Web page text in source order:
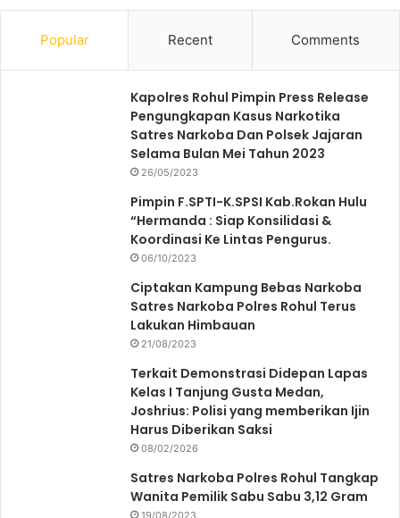
Popular Recent Comments
Kapolres Rohul Pimpin Press Release
Pengungkapan Kasus Narkotika
Satres Narkoba Dan Polsek Jajaran
Selama Bulan Mei Tahun 2023
26/05/2023
Pimpin F.SPTI-K.SPSI Kab.Rokan Hulu
“Hermanda : Siap Konsilidasi &
Koordinasi Ke Lintas Pengurus.
06/10/2023
Ciptakan Kampung Bebas Narkoba
Satres Narkoba Polres Rohul Terus
Lakukan Himbauan
21/08/2023
Terkait Demonstrasi Didepan Lapas
Kelas I Tanjung Gusta Medan,
Joshrius: Polisi yang memberikan Ijin
Harus Diberikan Saksi
08/02/2026
Satres Narkoba Polres Rohul Tangkap
Wanita Pemilik Sabu Sabu 3,12 Gram
19/08/2023